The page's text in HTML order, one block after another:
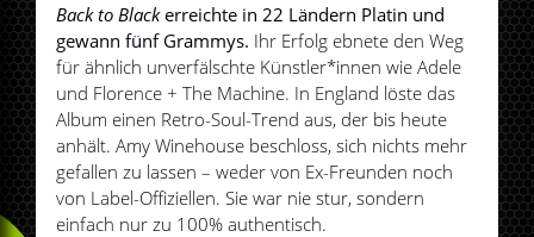
Back to Blackerreichte in 22 Ländern Platin und
gewann fünf Grammys. Ihr Erfolg ebnete den Weg
für ähnlich unverfälschte Künstler*innen wie Adele
und Florence + The Machine. In England löste das
Album einen Retro-Soul-Trend aus, der bis heute
anhält. Amy Winehouse beschloss, sich nichts mehr
gefallen zu lassen – weder von Ex-Freunden noch
von Label-Offiziellen. Sie war nie stur, sondern
einfach nur zu 100% authentisch.